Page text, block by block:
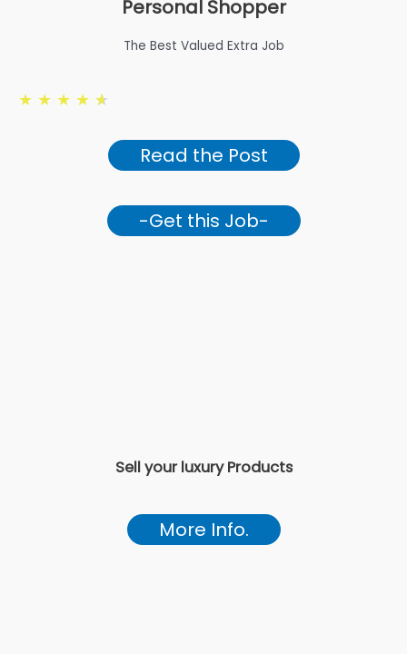
Personal Shopper
The Best Valued Extra Job
★ ★ ★ ★ ★
Read the Post
-Get this Job-
Sell your luxury Products
More Info.